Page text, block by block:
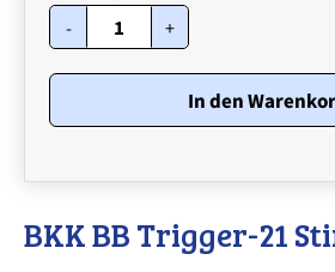
- BKK
Trigger-
21
+
In den
BKK BB Trigger-21